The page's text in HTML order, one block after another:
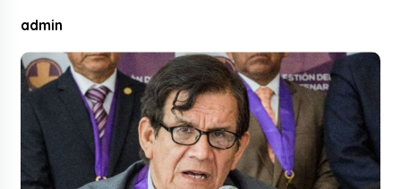
admin